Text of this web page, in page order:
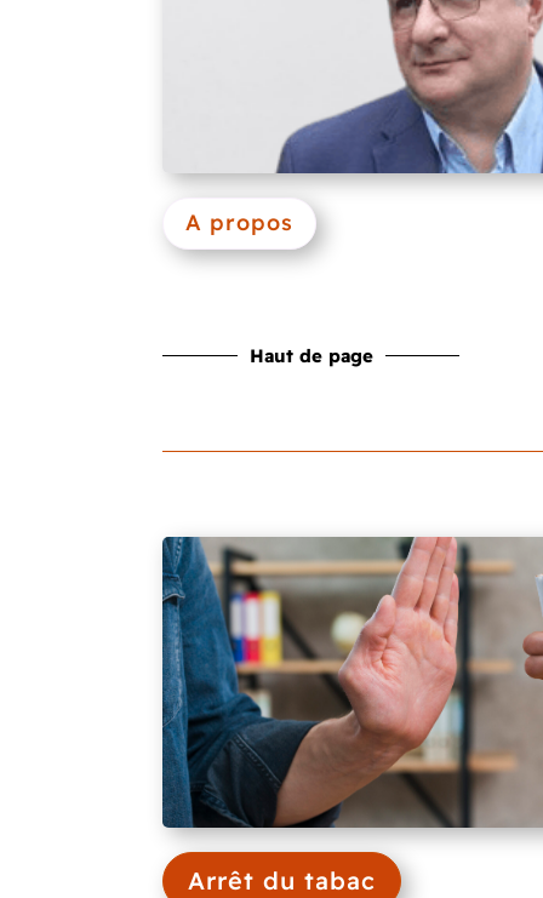
A propos
Haut de page
Arrêt du tabac